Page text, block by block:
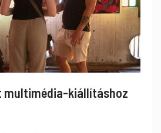
multimédia-kiállításhoz